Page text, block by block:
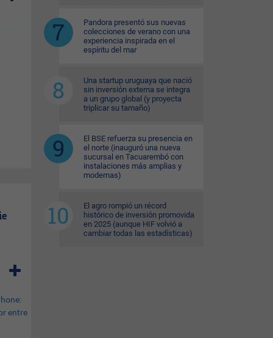
Pandora presentó sus nuevas
colecciones de verano con una
experiencia inspirada en el
espíritu del mar
Una startup uruguaya que nació
sin inversión externa se integra
a un grupo global (y proyecta
triplicar su tamaño)
El BSE refuerza su presencia en
el norte (inauguró una nueva
sucursal en Tacuarembó con
instalaciones más amplias y
modernas)
El agro rompió un récord
histórico de inversión promovida
en 2025 (aunque HIF volvió a
cambiar todas las estadísticas)